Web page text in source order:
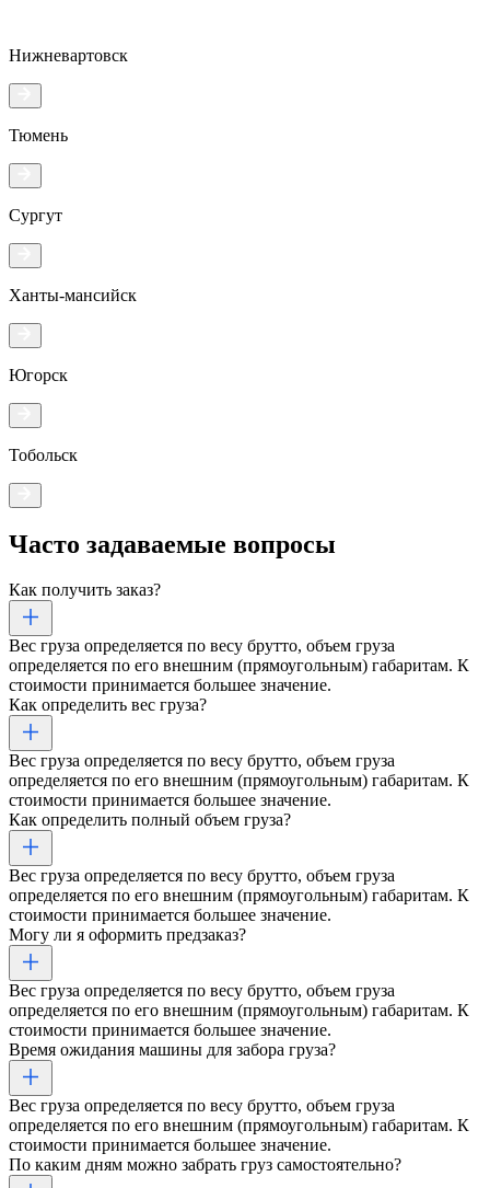
Нижневартовск
Тюмень
Сургут
Ханты-мансийск
Югорск
Тобольск
Часто задаваемые вопросы
Как получить заказ?
Вес груза определяется по весу брутто, объем груза
определяется по его внешним (прямоугольным) габаритам. К
стоимости принимается большее значение.
Как определить вес груза?
Вес груза определяется по весу брутто, объем груза
определяется по его внешним (прямоугольным) габаритам. К
стоимости принимается большее значение.
Как определить полный объем груза?
Вес груза определяется по весу брутто, объем груза
определяется по его внешним (прямоугольным) габаритам. К
стоимости принимается большее значение.
Могу ли я оформить предзаказ?
Вес груза определяется по весу брутто, объем груза
определяется по его внешним (прямоугольным) габаритам. К
стоимости принимается большее значение.
Время ожидания машины для забора груза?
Вес груза определяется по весу брутто, объем груза
определяется по его внешним (прямоугольным) габаритам. К
стоимости принимается большее значение.
По каким дням можно забрать груз самостоятельно?